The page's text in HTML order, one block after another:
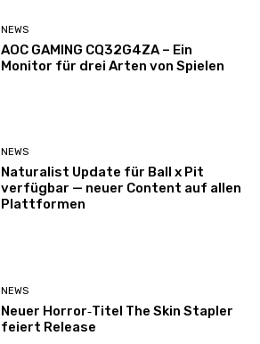
NEWS
AOC GAMING CQ32G4ZA – Ein
Monitor für drei Arten von Spielen
NEWS
Naturalist Update für Ball x Pit
verfügbar — neuer Content auf allen
Plattformen
NEWS
Neuer Horror‑Titel The Skin Stapler
feiert Release